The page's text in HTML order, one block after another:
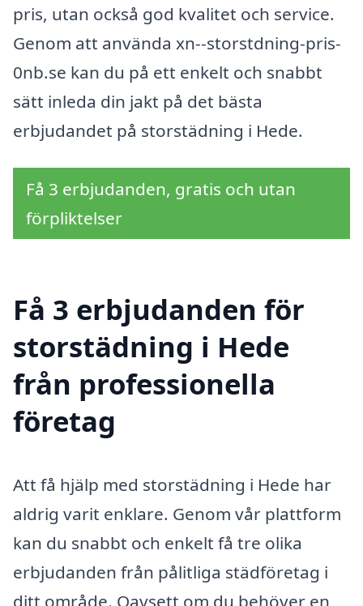
pris, utan också god kvalitet och service.
Genom att använda xn--storstdning-pris-
0nb.se kan du på ett enkelt och snabbt
sätt inleda din jakt på det bästa
erbjudandet på storstädning i Hede.
Få 3 erbjudanden, gratis och utan
förpliktelser
Få 3 erbjudanden för
storstädning i Hede
från professionella
företag
Att få hjälp med storstädning i Hede har
aldrig varit enklare. Genom vår plattform
kan du snabbt och enkelt få tre olika
erbjudanden från pålitliga städföretag i